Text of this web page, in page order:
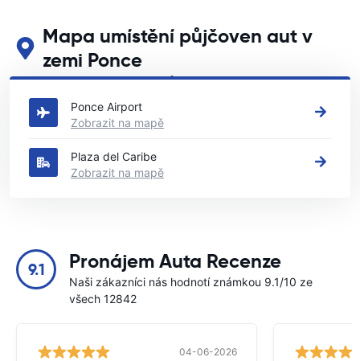
Mapa umístění půjčoven aut v
zemi Ponce
Podívejte se na naše hlavní půjčovny aut v zemi Ponce
Ponce Airport
Zobrazit na mapě
Plaza del Caribe
Zobrazit na mapě
9.1 Pronájem Auta Recenze
Naši zákazníci nás hodnotí známkou 9.1/10 ze
všech 12842
04-06-2026